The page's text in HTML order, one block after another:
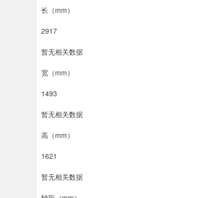
长（mm）
2917
暂无相关数据
宽（mm）
1493
暂无相关数据
高（mm）
1621
暂无相关数据